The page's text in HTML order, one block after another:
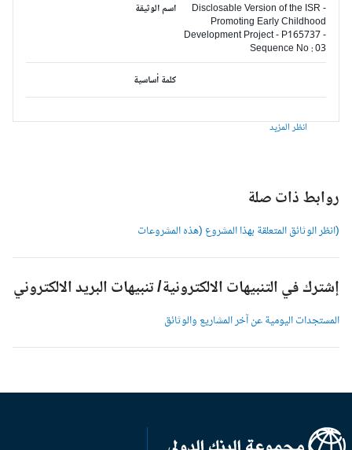
اسم الوثيقة
Disclosable Version of the ISR -
Promoting Early Childhood
Development Project - P165737 -
Sequence No : 03
كلمة أساسية
انظر المزيد
روابط ذات صلة
(انظر الوثائق المتعلقة بهذا المشروع (هذه المشروعات
إشترك في التنبيهات الالكترونية/ تنبيهات البريد الالكتروني
المستجدات اليومية عن آخر المشاريع والوثائق